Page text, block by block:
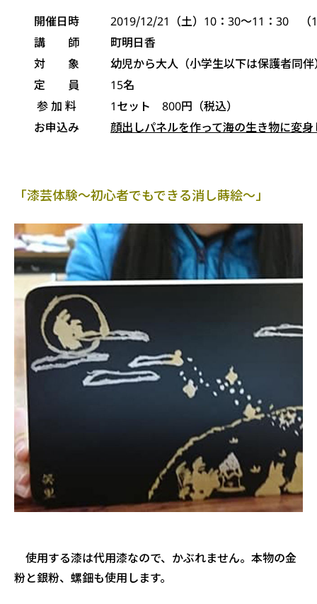
開催日時
2019/12/21（土）10：30〜11：30 （
講 師
町明日香
対 象
幼児から大人（小学生以下は保護者同
定 員
15名
参 加 料
1セット 800円（税込）
お申込み
顔出しパネルを作って海の生き物に変
「漆芸体験～初心者でもできる消し蒔絵～」
使用する漆は代用漆なので、かぶれません。本物の金
粉と銀粉、螺鈿も使用します。